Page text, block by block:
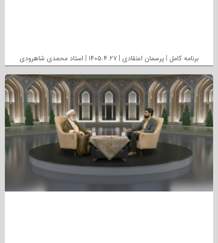
برنامه کامل | پرسمان اعتقادی | ۱۴۰۵.۴.۲۷ | استاد محمدی شاهرودی